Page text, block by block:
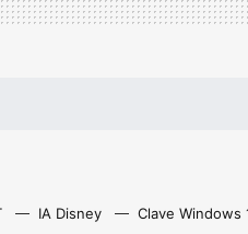
IA Disney Clave Windows